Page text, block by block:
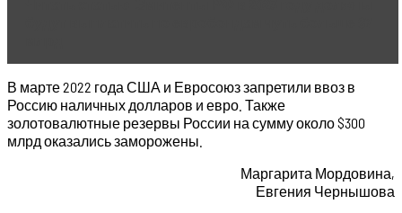
В марте 2022 года США и Евросоюз запретили ввоз в
Россию наличных долларов и евро. Также
золотовалютные резервы России на сумму около $300
млрд оказались заморожены.
Маргарита Мордовина,
Евгения Чернышова